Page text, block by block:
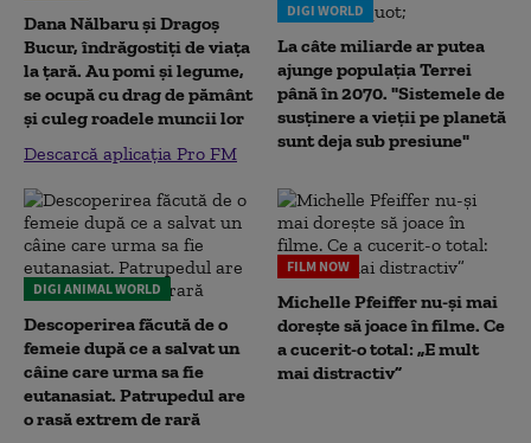
Dana Nălbaru și Dragoș
Bucur, îndrăgostiți de viața
la țară. Au pomi și legume,
se ocupă cu drag de pământ
și culeg roadele muncii lor
Descarcă aplicația Pro FM
DIGI WORLD
La câte miliarde ar putea
ajunge populația Terrei
până în 2070. "Sistemele de
susținere a vieții pe planetă
sunt deja sub presiune"
DIGI ANIMAL WORLD
Descoperirea făcută de o
femeie după ce a salvat un
câine care urma sa fie
eutanasiat. Patrupedul are
o rasă extrem de rară
FILM NOW
Michelle Pfeiffer nu-și mai
dorește să joace în filme. Ce
a cucerit-o total: „E mult
mai distractiv”